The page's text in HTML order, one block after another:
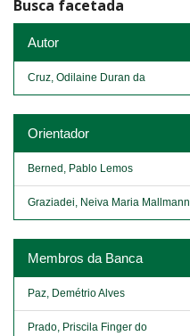
Busca facetada
Autor
Cruz, Odilaine Duran da
Orientador
Berned, Pablo Lemos
Graziadei, Neiva Maria Mallmann
Membros da Banca
Paz, Demétrio Alves
Prado, Priscila Finger do